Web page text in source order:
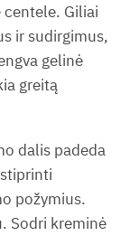
Giliai
ir sudirgimus,
gelinė
greitą
dalis padeda
požymius.
Sodri kreminė